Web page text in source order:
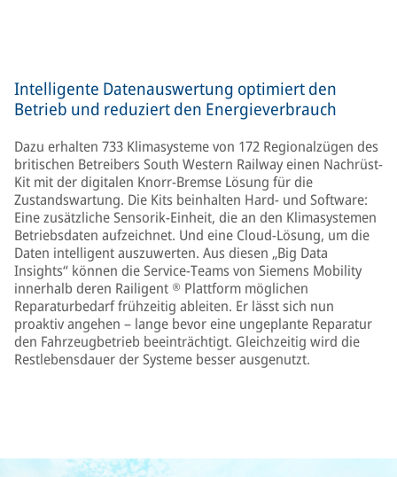
Intelligente Datenauswertung optimiert den
Betrieb und reduziert den Energieverbrauch
Dazu erhalten 733 Klimasysteme von 172 Regionalzügen des
britischen Betreibers South Western Railway einen Nachrüst-
Kit mit der digitalen Knorr-Bremse Lösung für die
Zustandswartung. Die Kits beinhalten Hard- und Software:
Eine zusätzliche Sensorik-Einheit, die an den Klimasystemen
Betriebsdaten aufzeichnet. Und eine Cloud-Lösung, um die
Daten intelligent auszuwerten. Aus diesen „Big Data
Insights“ können die Service-Teams von Siemens Mobility
innerhalb deren Railigent ® Plattform möglichen
Reparaturbedarf frühzeitig ableiten. Er lässt sich nun
proaktiv angehen – lange bevor eine ungeplante Reparatur
den Fahrzeugbetrieb beeinträchtigt. Gleichzeitig wird die
Restlebensdauer der Systeme besser ausgenutzt.